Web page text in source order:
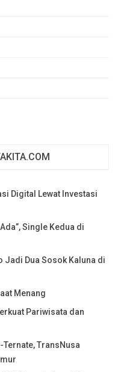
Digital Lewat Investasi
Single Kedua di
Jadi Dua Sosok Kaluna di
Menang
Pariwisata dan
TransNusa